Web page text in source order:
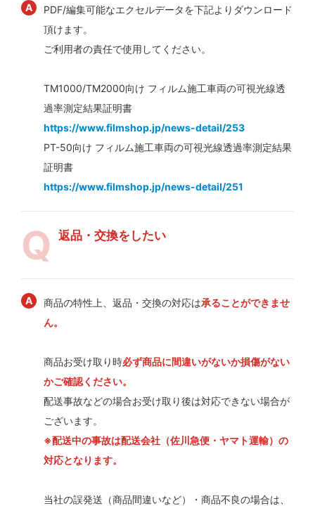
PDF/編集可能なエクセルデータを下記よりダウンロード
頂けます。
ご利用者の責任で使用してください。
TM1000/TM2000向け フィルム施工車両の可視光線透
過率測定結果証明書
https://www.filmshop.jp/news-detail/253
PT-50向け フィルム施工車両の可視光線透過率測定結果
証明書
https://www.filmshop.jp/news-detail/251
返品・交換をしたい
商品の特性上、返品・交換の対応は承ることができませ
ん。
商品お受け取り時必ず商品に間違いがないか損傷がない
かご確認ください。
配送事故などの場合お受け取り後は対応できない場合が
ございます。
※配送中の事故は配送会社（佐川急便・ヤマト運輸）の
対応となります。
当社の誤発送（商品間違いなど）・商品不良の場合は、